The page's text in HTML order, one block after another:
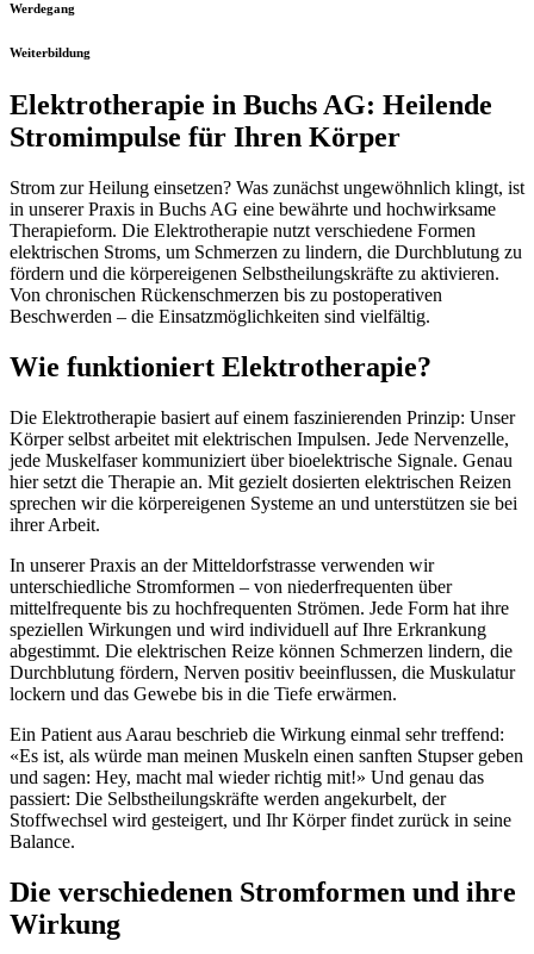
Werdegang
Weiterbildung
Elektrotherapie in Buchs AG: Heilende
Stromimpulse für Ihren Körper
Strom zur Heilung einsetzen? Was zunächst ungewöhnlich klingt, ist
in unserer Praxis in Buchs AG eine bewährte und hochwirksame
Therapieform. Die Elektrotherapie nutzt verschiedene Formen
elektrischen Stroms, um Schmerzen zu lindern, die Durchblutung zu
fördern und die körpereigenen Selbstheilungskräfte zu aktivieren.
Von chronischen Rückenschmerzen bis zu postoperativen
Beschwerden – die Einsatzmöglichkeiten sind vielfältig.
Wie funktioniert Elektrotherapie?
Die Elektrotherapie basiert auf einem faszinierenden Prinzip: Unser
Körper selbst arbeitet mit elektrischen Impulsen. Jede Nervenzelle,
jede Muskelfaser kommuniziert über bioelektrische Signale. Genau
hier setzt die Therapie an. Mit gezielt dosierten elektrischen Reizen
sprechen wir die körpereigenen Systeme an und unterstützen sie bei
ihrer Arbeit.
In unserer Praxis an der Mitteldorfstrasse verwenden wir
unterschiedliche Stromformen – von niederfrequenten über
mittelfrequente bis zu hochfrequenten Strömen. Jede Form hat ihre
speziellen Wirkungen und wird individuell auf Ihre Erkrankung
abgestimmt. Die elektrischen Reize können Schmerzen lindern, die
Durchblutung fördern, Nerven positiv beeinflussen, die Muskulatur
lockern und das Gewebe bis in die Tiefe erwärmen.
Ein Patient aus Aarau beschrieb die Wirkung einmal sehr treffend:
«Es ist, als würde man meinen Muskeln einen sanften Stupser geben
und sagen: Hey, macht mal wieder richtig mit!» Und genau das
passiert: Die Selbstheilungskräfte werden angekurbelt, der
Stoffwechsel wird gesteigert, und Ihr Körper findet zurück in seine
Balance.
Die verschiedenen Stromformen und ihre
Wirkung